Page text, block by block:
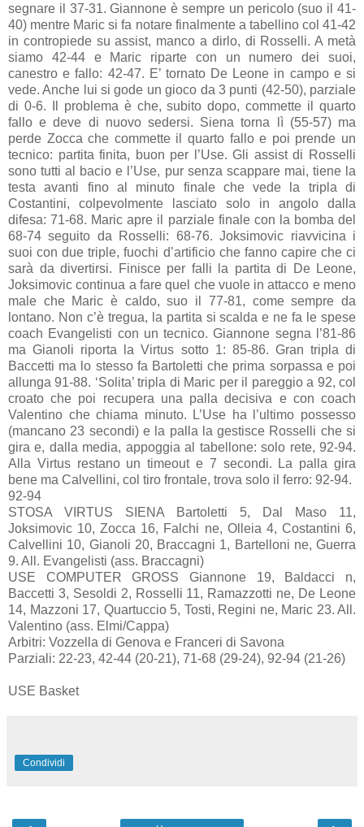
segnare il 37-31. Giannone è sempre un pericolo (suo il 41-
40) mentre Maric si fa notare finalmente a tabellino col 41-42
in contropiede su assist, manco a dirlo, di Rosselli. A metà
siamo 42-44 e Maric riparte con un numero dei suoi,
canestro e fallo: 42-47. E’ tornato De Leone in campo e si
vede. Anche lui si gode un gioco da 3 punti (42-50), parziale
di 0-6. Il problema è che, subito dopo, commette il quarto
fallo e deve di nuovo sedersi. Siena torna lì (55-57) ma
perde Zocca che commette il quarto fallo e poi prende un
tecnico: partita finita, buon per l’Use. Gli assist di Rosselli
sono tutti al bacio e l’Use, pur senza scappare mai, tiene la
testa avanti fino al minuto finale che vede la tripla di
Costantini, colpevolmente lasciato solo in angolo dalla
difesa: 71-68. Maric apre il parziale finale con la bomba del
68-74 seguito da Rosselli: 68-76. Joksimovic riavvicina i
suoi con due triple, fuochi d’artificio che fanno capire che ci
sarà da divertirsi. Finisce per falli la partita di De Leone,
Joksimovic continua a fare quel che vuole in attacco e meno
male che Maric è caldo, suo il 77-81, come sempre da
lontano. Non c’è tregua, la partita si scalda e ne fa le spese
coach Evangelisti con un tecnico. Giannone segna l’81-86
ma Gianoli riporta la Virtus sotto 1: 85-86. Gran tripla di
Baccetti ma lo stesso fa Bartoletti che prima sorpassa e poi
allunga 91-88. ‘Solita’ tripla di Maric per il pareggio a 92, col
croato che poi recupera una palla decisiva e con coach
Valentino che chiama minuto. L’Use ha l’ultimo possesso
(mancano 23 secondi) e la palla la gestisce Rosselli che si
gira e, dalla media, appoggia al tabellone: solo rete, 92-94.
Alla Virtus restano un timeout e 7 secondi. La palla gira
bene ma Calvellini, col tiro frontale, trova solo il ferro: 92-94.
92-94
STOSA VIRTUS SIENA Bartoletti 5, Dal Maso 11,
Joksimovic 10, Zocca 16, Falchi ne, Olleia 4, Costantini 6,
Calvellini 10, Gianoli 20, Braccagni 1, Bartelloni ne, Guerra
9. All. Evangelisti (ass. Braccagni)
USE COMPUTER GROSS Giannone 19, Baldacci n,
Baccetti 3, Sesoldi 2, Rosselli 11, Ramazzotti ne, De Leone
14, Mazzoni 17, Quartuccio 5, Tosti, Regini ne, Maric 23. All.
Valentino (ass. Elmi/Cappa)
Arbitri: Vozzella di Genova e Franceri di Savona
Parziali: 22-23, 42-44 (20-21), 71-68 (29-24), 92-94 (21-26)
USE Basket
Condividi